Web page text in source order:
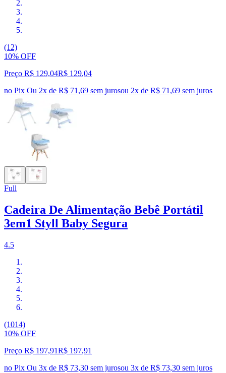
(12)
10% OFF
Preço R$ 129,04R$ 129,04
no Pix Ou 2x de R$ 71,69 sem jurosou 2x de R$ 71,69 sem juros
Full
Cadeira De Alimentação Bebê Portátil
3em1 Styll Baby Segura
4.5
(1014)
10% OFF
Preço R$ 197,91R$ 197,91
no Pix Ou 3x de R$ 73,30 sem jurosou 3x de R$ 73,30 sem juros